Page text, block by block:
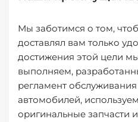
Мы заботимся о том,
доставлял вам только
достижения этой цели
выполняем,
регламент
автомобилей,
оригинальные запчасти